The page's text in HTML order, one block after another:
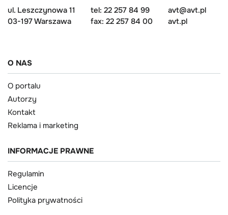
ul. Leszczynowa 11
03-197 Warszawa
tel: 22 257 84 99
fax: 22 257 84 00
avt@avt.pl
avt.pl
O NAS
O portalu
Autorzy
Kontakt
Reklama i marketing
INFORMACJE PRAWNE
Regulamin
Licencje
Polityka prywatności